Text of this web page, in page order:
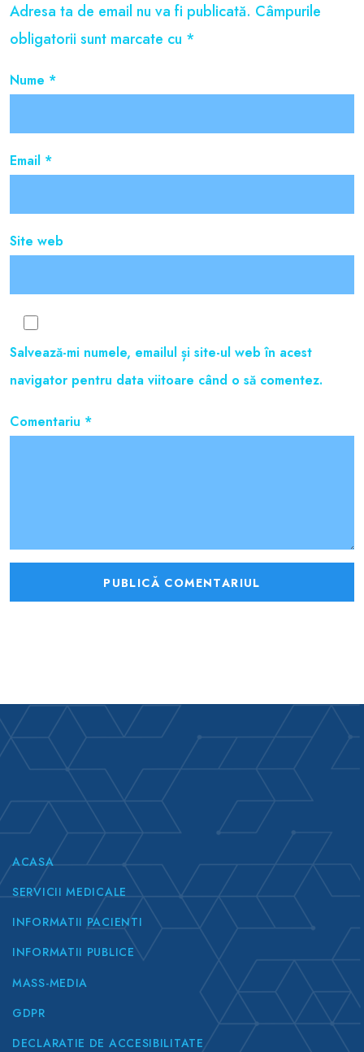
Adresa ta de email nu va fi publicată. Câmpurile
obligatorii sunt marcate cu *
Nume *
Email *
Site web
Salvează-mi numele, emailul și site-ul web în acest
navigator pentru data viitoare când o să comentez.
Comentariu *
ACASA
SERVICII MEDICALE
INFORMATII PACIENTI
INFORMATII PUBLICE
MASS-MEDIA
GDPR
DECLARATIE DE ACCESIBILITATE